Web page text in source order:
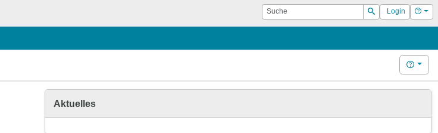
Suche
Suchen
Login Hilfe
Hilfe
Aktuelles